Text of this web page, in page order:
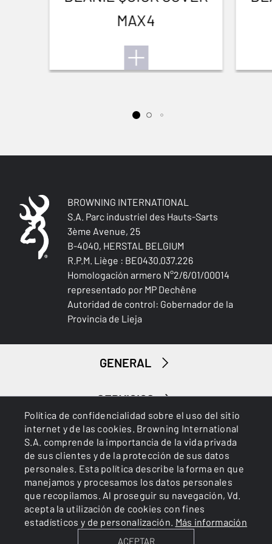
Política de confidencialidad sobre el uso del sitio
internet y de las cookies. Browning International
S.A. comprende la importancia de la vida privada
de sus clientes y de la protección de sus datos
personales. Esta política describe la forma en que
manejamos y procesamos los datos personales
que recopilamos. Al proseguir su navegación, Vd.
acepta la utilización de cookies con fines
estadísticos y de personalización. Más información
ACEPTAR
MAX4
BROWNING INTERNATIONAL
S.A. Parc industriel des Hauts-Sarts
3ème Avenue, 25
B-4040, HERSTAL BELGIUM
R.P.M. Liège : BE0430.037.226
Homologación armero N°2/6/01/00014
representado por MP Dechêne
Autoridad de control: Gobernador de la
Provincia de Lieja
GENERAL
SERVICIOS
BROWNING INTERNATIONAL S.A. © 2025 - Member of FN
Cookies Política de privacidad